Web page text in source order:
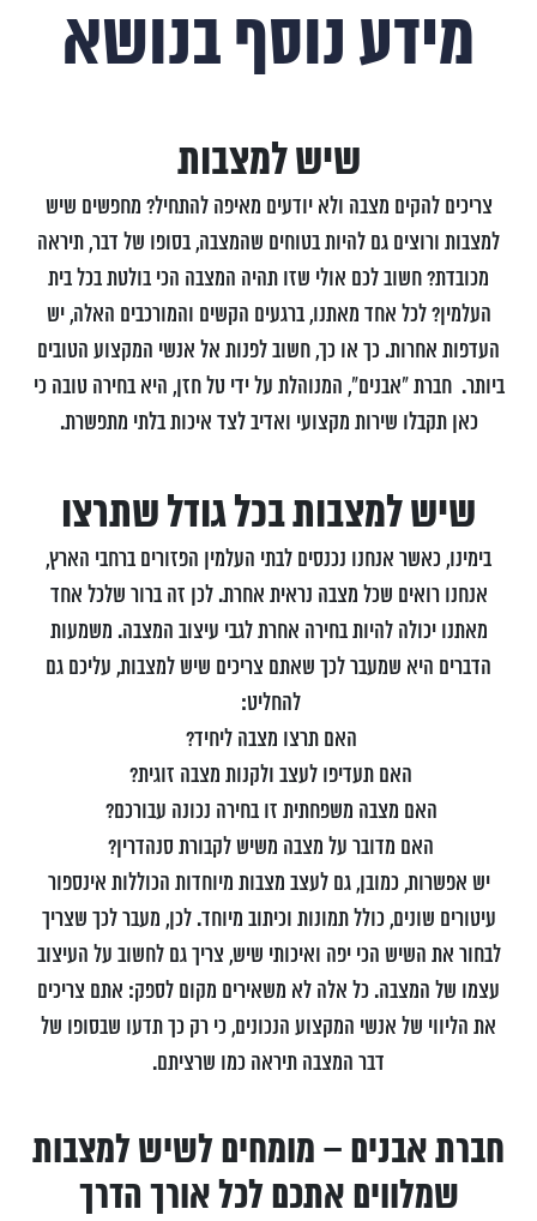
מידע נוסף בנושא
שיש למצבות
צריכים להקים מצבה ולא יודעים מאיפה להתחיל? מחפשים שיש
למצבות ורוצים גם להיות בטוחים שהמצבה, בסופו של דבר, תיראה
מכובדת? חשוב לכם אולי שזו תהיה המצבה הכי בולטת בכל בית
העלמין? לכל אחד מאתנו, ברגעים הקשים והמורכבים האלה, יש
העדפות אחרות. כך או כך, חשוב לפנות אל אנשי המקצוע הטובים
ביותר. חברת "אבנים", המנוהלת על ידי טל חזן, היא בחירה טובה כי
כאן תקבלו שירות מקצועי ואדיב לצד איכות בלתי מתפשרת.
שיש למצבות בכל גודל שתרצו
בימינו, כאשר אנחנו נכנסים לבתי העלמין הפזורים ברחבי הארץ,
אנחנו רואים שכל מצבה נראית אחרת. לכן זה ברור שלכל אחד
מאתנו יכולה להיות בחירה אחרת לגבי עיצוב המצבה. משמעות
הדברים היא שמעבר לכך שאתם צריכים שיש למצבות, עליכם גם
להחליט:
האם תרצו מצבה ליחיד?
האם תעדיפו לעצב ולקנות מצבה זוגית?
האם מצבה משפחתית זו בחירה נכונה עבורכם?
האם מדובר על מצבה משיש לקבורת סנהדרין?
יש אפשרות, כמובן, גם לעצב מצבות מיוחדות הכוללות אינספור
עיטורים שונים, כולל תמונות וכיתוב מיוחד. לכן, מעבר לכך שצריך
לבחור את השיש הכי יפה ואיכותי שיש, צריך גם לחשוב על העיצוב
עצמו של המצבה. כל אלה לא משאירים מקום לספק: אתם צריכים
את הליווי של אנשי המקצוע הנכונים, כי רק כך תדעו שבסופו של
דבר המצבה תיראה כמו שרציתם.
חברת אבנים – מומחים לשיש למצבות
שמלווים אתכם לכל אורך הדרך